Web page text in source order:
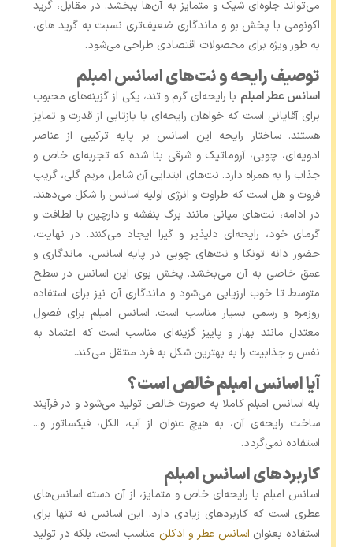
می‌تواند جلوه‌ای شیک و متمایز به آن‌ها ببخشد. در مقابل، گرید
اکونومی با پخش بو و ماندگاری ضعیف‌تری نسبت به گرید های،
به‌ طور ویژه برای محصولات اقتصادی طراحی می‌شود.
توصیف رایحه و نت‌های اسانس امبلم
اسانس عطر امبلم با رایحه‌ای گرم و تند، یکی از گزینه‌های محبوب
برای آقایانی است که خواهان رایحه‌ای با بازتابی از قدرت و تمایز
هستند. ساختار رایحه این اسانس بر پایه ترکیبی از عناصر
ادویه‌ای، چوبی، آروماتیک و شرقی بنا شده که تجربه‌ای خاص و
جذاب را به همراه دارد. نت‌های ابتدایی آن شامل مریم‌ گلی، گریپ
‌فروت و هل است که طراوت و انرژی اولیه اسانس را شکل می‌دهند.
در ادامه، نت‌های میانی مانند برگ بنفشه و دارچین با لطافت و
گرمای خود، رایحه‌ای دلپذیر و گیرا ایجاد می‌کنند. در نهایت،
حضور دانه تونکا و نت‌های چوبی در پایه اسانس، ماندگاری و
عمق خاصی به آن می‌بخشد. پخش بوی این اسانس در سطح
متوسط تا خوب ارزیابی می‌شود و ماندگاری آن نیز برای استفاده
روزمره و رسمی بسیار مناسب است. اسانس امبلم برای فصول
معتدل مانند بهار و پاییز گزینه‌ای مناسب است که اعتماد به
نفس و جذابیت را به بهترین شکل به فرد منتقل می‌کند.
آیا اسانس امبلم خالص است؟
بله اسانس امبلم کاملا به صورت خالص تولید می‌شود و در فرآیند
ساخت رایحه‌ی آن، به هیچ عنوان از آب، الکل، فیکساتور و...
استفاده نمی‌گردد.
کاربردهای اسانس امبلم
اسانس امبلم با رایحه‌ای خاص و متمایز، از آن دسته اسانس‌های
عطری است که کاربردهای زیادی دارد. این اسانس نه تنها برای
استفاده بعنوان اسانس عطر و ادکلن مناسب است، بلکه در تولید